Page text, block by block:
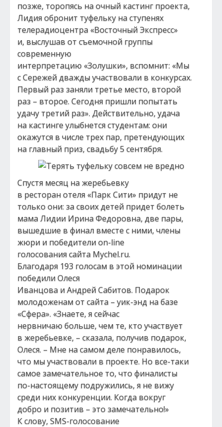
позже, торопясь на очный кастинг проекта,
Лидия обронит туфельку на ступенях
телерадиоцентра «Восточный Экспресс»
и, выслушав от съемочной группы
современную
интерпретацию «Золушки», вспомнит: «Мы
с Сережей дважды участвовали в конкурсах.
Первый раз заняли третье место, второй
раз – второе. Сегодня пришли попытать
удачу третий раз». Действительно, удача
на кастинге улыбнется студентам: они
окажутся в числе трех пар, претендующих
на главный приз, свадьбу 5 сентября.
Спустя месяц на жеребьевку
в ресторан отеля «Парк Сити» придут не
только они: за своих детей придет болеть
мама Лидии Ирина Федоровна, две пары,
вышедшие в финал вместе с ними, члены
жюри и победители on-line
голосования сайта Mychel.ru.
Благодаря 193 голосам в этой номинации
победили Олеся
Иванцова и Андрей Сабитов. Подарок
молодоженам от сайта – уик-энд на базе
«Сфера». «Знаете, я сейчас
нервничаю больше, чем те, кто участвует
в жеребьевке, – сказала, получив подарок,
Олеся. – Мне на самом деле понравилось,
что мы участвовали в проекте. Но все-таки
самое замечательное то, что финалисты
по-настоящему подружились, я не вижу
среди них конкуренции. Когда вокруг
добро и позитив – это замечательно!»
К слову, SMS-голосование